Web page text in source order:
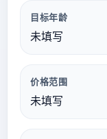
目标年龄
未填写
价格范围
未填写